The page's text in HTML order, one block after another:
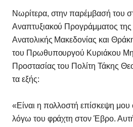
Νωρίτερα, στην παρέμβασή του
Αναπτυξιακού Προγράμματος της
Ανατολικής Μακεδονίας και
του Πρωθυπουργού Κυριάκου
Προστασίας του Πολίτη Τάκης
τα εξής:
«Είναι η πολλοστή επίσκεψη
λόγω του φράχτη στον Έβρο. Αυτή